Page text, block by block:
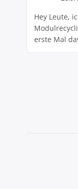
Hey Leute,
erste Mal